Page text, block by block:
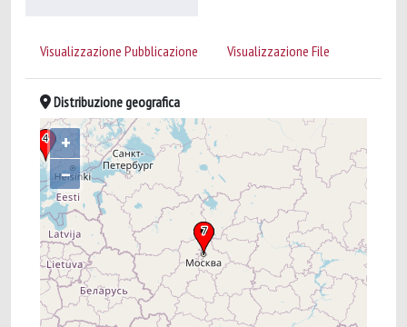
Visualizzazione Pubblicazione Visualizzazione File
Distribuzione geografica
+
–